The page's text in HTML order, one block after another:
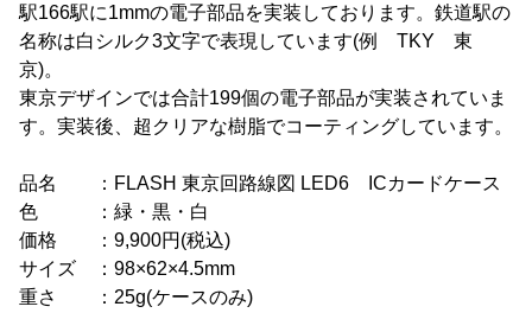
駅166駅に1mmの電子部品を実装しております。鉄道駅の
名称は白シルク3文字で表現しています(例 TKY 東
京)。
東京デザインでは合計199個の電子部品が実装されていま
す。実装後、超クリアな樹脂でコーティングしています。
品名 ：FLASH 東京回路線図 LED6 ICカードケース
色 ：緑・黒・白
価格 ：9,900円(税込)
サイズ ：98×62×4.5mm
重さ ：25g(ケースのみ)